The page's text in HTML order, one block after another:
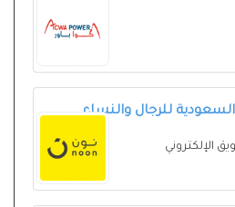
للرجال والنساء
الإلكتروني